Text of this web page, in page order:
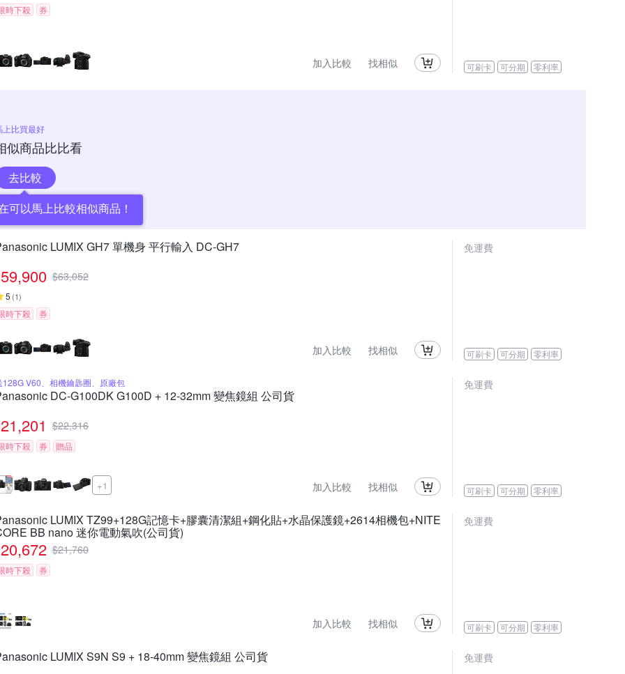
時下殺 券
加入比較 找相似 可刷卡 可分期 零利率
上比買最好
似商品比比看
去比較
可以馬上比較相似商品！
LUMIX GH7 單機身 平行輸入 DC-GH7
59,900 $63,052
5 (1)
時下殺 券
加入比較 找相似
免運費
可刷卡 可分期 零利率
128G V60、相機鑰匙圈、原廠包
DC-G100DK G100D + 12-32mm 變焦鏡組 公司貨
21,201 $22,316
時下殺 券 贈品
+1 加入比較 找相似
免運費
可刷卡 可分期 零利率
LUMIX TZ99+128G記憶卡+膠囊清潔組+鋼化貼+水晶保護鏡+2614相機包+NITE
BB nano 迷你電動氣吹(公司貨)
20,672 $21,760
時下殺 券
加入比較 找相似
免運費
可刷卡 可分期 零利率
LUMIX S9N S9 + 18-40mm 變焦鏡組 公司貨 免運費